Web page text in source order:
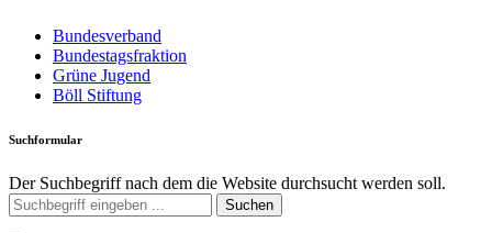
Bundesverband
Bundestagsfraktion
Grüne Jugend
Böll Stiftung
Suchformular
Der Suchbegriff nach dem die Website durchsucht werden soll.
Suchen